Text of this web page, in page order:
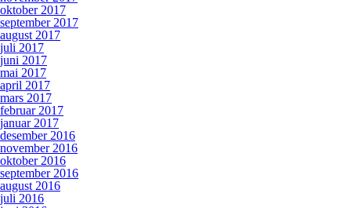
oktober 2017
september 2017
august 2017
juli 2017
juni 2017
mai 2017
april 2017
mars 2017
februar 2017
januar 2017
desember 2016
november 2016
oktober 2016
september 2016
august 2016
juli 2016